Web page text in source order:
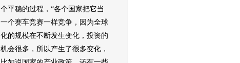
个平稳的过程，“各个国家把它当
一个赛车竞赛一样竞争，因为全球
化的规模在不断发生变化，投资的
机会很多，所以产生了很多变化，